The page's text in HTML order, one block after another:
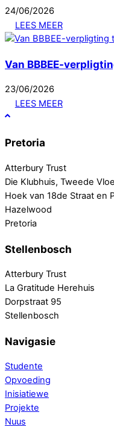
24/06/2026
LEES MEER
Van BBBEE-
23/06/2026
LEES MEER
Pretoria
Atterbury Trust
Die Klubhuis, Tweede
Hoek van 18de Straat en
Hazelwood
Pretoria
Stellenbosch
Atterbury Trust
La Gratitude Herehuis
Dorpstraat 95
Stellenbosch
Navigasie
Studente
Opvoeding
Inisiatiewe
Projekte
Nuus